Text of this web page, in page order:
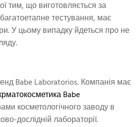
тим, що виготовляється за
тестування, має
У цьому випадку йдеться про не
Babe Laboratorios. Компанія має
Babe
косметологічного заводу в
дослідній лабораторії.